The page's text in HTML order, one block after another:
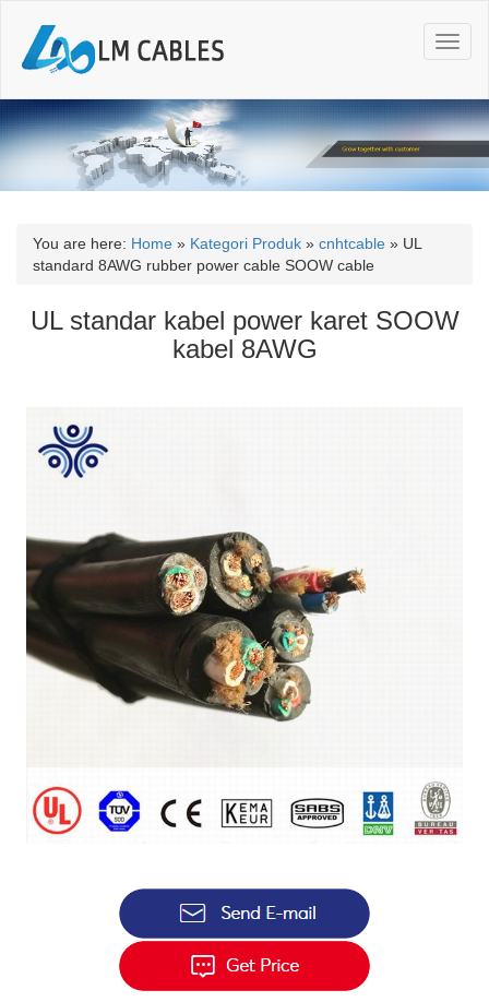
T
o
g
l
n
a
i
You are here: Home » Kategori Produk » cnhtcable » UL
standard 8AWG rubber power cable SOOW cable
UL standar kabel power karet SOOW
kabel 8AWG